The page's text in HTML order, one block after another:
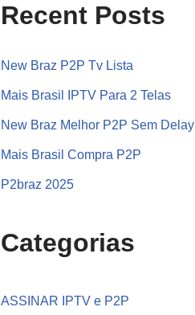
Recent Posts
New Braz P2P Tv Lista
Mais Brasil IPTV Para 2 Telas
New Braz Melhor P2P Sem Delay
Mais Brasil Compra P2P
P2braz 2025
Categorias
ASSINAR IPTV e P2P